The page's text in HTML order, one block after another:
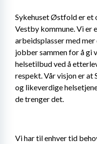
Sykehuset Østfold er
Vestby kommune. Vi er
arbeidsplasser med
jobber sammen for å gi
helsetilbud ved å
respekt. Vår visjon er
og likeverdige
de trenger det.
Vi har til enhver tid